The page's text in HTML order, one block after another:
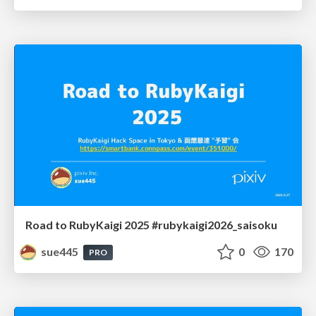
Road to RubyKaigi 2025 #rubykaigi2026_saisoku
sue445
PRO 0 170